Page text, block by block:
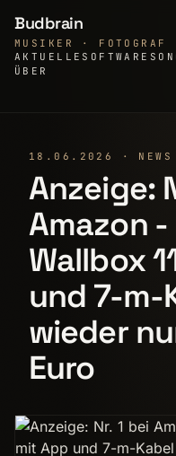
Budbrain
MUSIKER · FOTOGRAF
AKTUELLE SOFTWARE
ÜBER
18.06.2026 · NEWS
Anzeige:
Amazon
Wallbox
und 7-m-
wieder
Euro